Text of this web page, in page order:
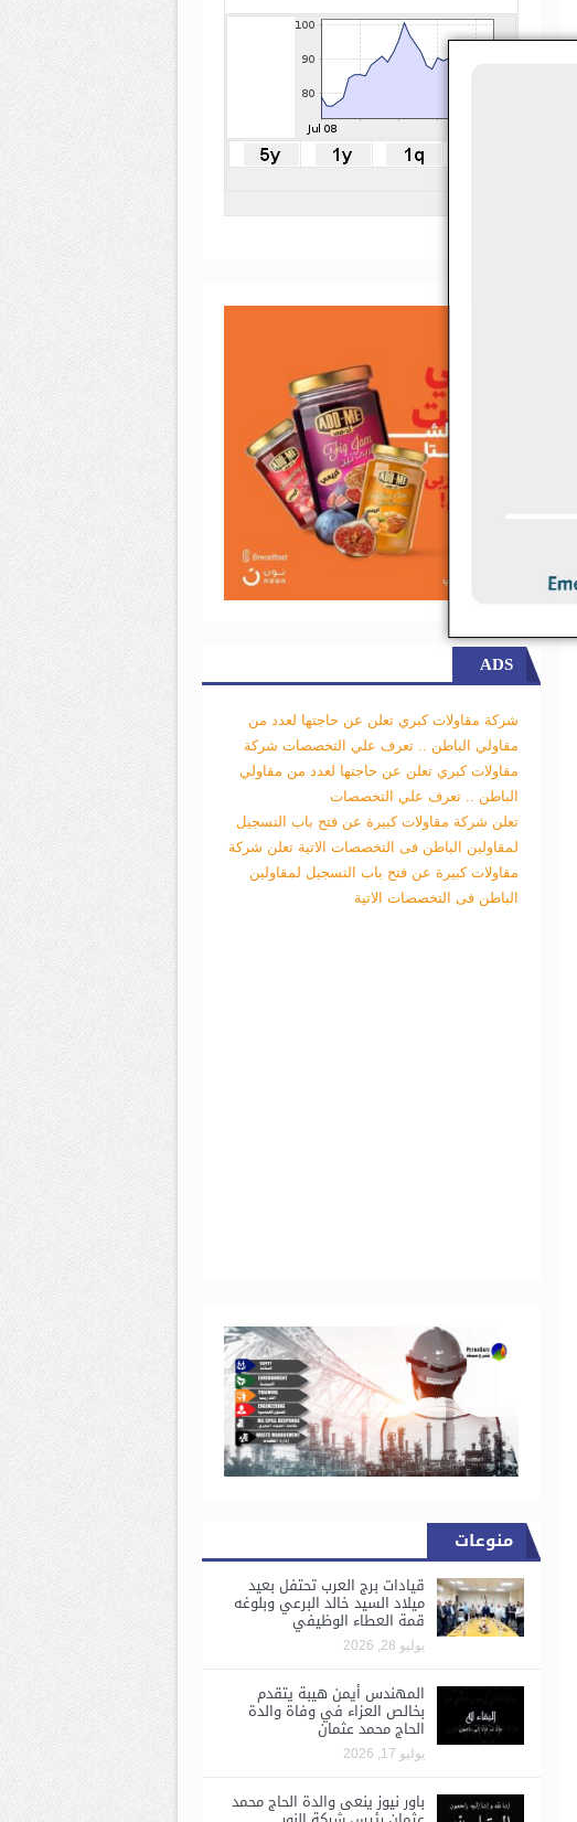
ADS
شركة مقاولات كبري تعلن عن حاجتها لعدد من
مقاولي الباطن .. تعرف علي التخصصات شركة
مقاولات كبري تعلن عن حاجتها لعدد من مقاولي
الباطن .. تعرف علي التخصصات
تعلن شركة مقاولات كبيرة عن فتح باب التسجيل
لمقاولين الباطن فى التخصصات الاتية تعلن شركة
مقاولات كبيرة عن فتح باب التسجيل لمقاولين
الباطن فى التخصصات الاتية
منوعات
قيادات برج العرب تحتفل بعيد
ميلاد السيد خالد البرعي وبلوغه
قمة العطاء الوظيفي
يوليو 28, 2026
المهندس أيمن هيبة يتقدم
بخالص العزاء في وفاة والدة
الحاج محمد عثمان
يوليو 17, 2026
باور نيوز ينعى والدة الحاج محمد